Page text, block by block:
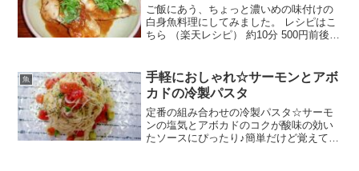
ご飯にあう、ちょっと濃いめの味付けの
白身魚料理にしてみました。 レシピはこ
ちら （楽天レシピ） 約10分 500円前後
す）大葉（みじん切り）みんなのレビュ
ー
魚
手軽におしゃれ☆サーモンとアボ
カドの冷製パスタ
定番の組み合わせの冷製パスタ☆サーモ
ンの塩気とアボカドのコクが酸味の効い
たソースにぴったり♪簡単だけど覚えてお